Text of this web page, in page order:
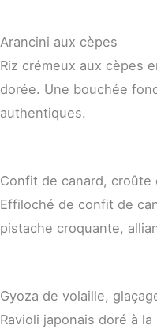
Arancini aux cèpes
Riz crémeux aux cèpes
dorée. Une bouchée
authentiques.
Confit de canard, croûte
Effiloché de confit de
pistache croquante,
Gyoza de volaille,
Ravioli japonais doré à